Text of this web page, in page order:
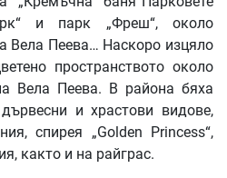
и парк „Фреш“, около
Вела Пеева… Наскоро изцяло
пространството около
Вела Пеева. В района бяха
и храстови видове,
спирея „Golden Princess“,
както и на райграс.